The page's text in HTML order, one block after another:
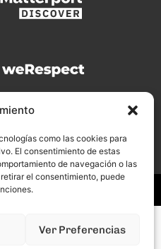
como las cookies para
El consentimiento de estas
de navegación o las
el consentimiento, puede
Ver Preferencias